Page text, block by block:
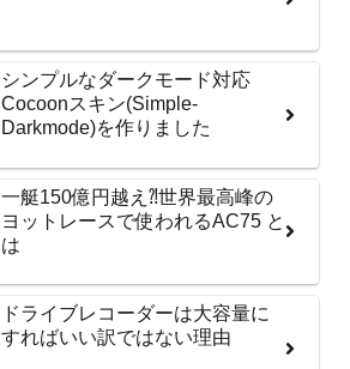
シンプルなダークモード対応
Cocoonスキン(Simple-
Darkmode)を作りました
一艇150億円越え⁈世界最高峰の
ヨットレースで使われるAC75 と
は
ドライブレコーダーは大容量に
すればいい訳ではない理由